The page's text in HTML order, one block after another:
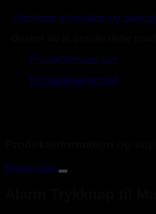
Yderligere information og support
Produktforespørgsel
Produktforespørgsel
Beskrivelse